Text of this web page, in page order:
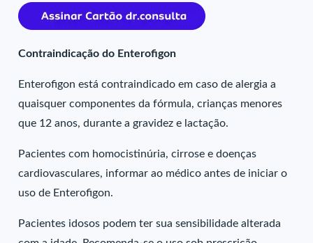
Contraindicação do Enterofigon
Enterofigon está contraindicado em caso de alergia a
quaisquer componentes da fórmula, crianças menores
que 12 anos, durante a gravidez e lactação.
Pacientes com homocistinúria, cirrose e doenças
cardiovasculares, informar ao médico antes de iniciar o
uso de Enterofigon.
Pacientes idosos podem ter sua sensibilidade alterada